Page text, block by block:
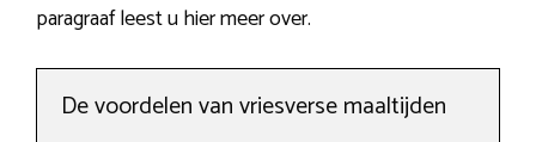
paragraaf leest u hier meer over.
De voordelen van vriesverse maaltijden